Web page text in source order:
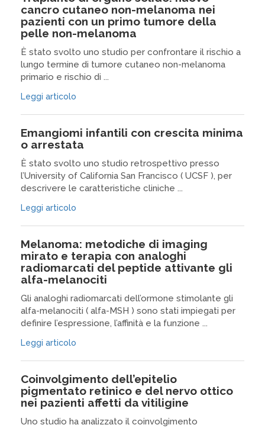
cancro cutaneo non-melanoma nei
pazienti con un primo tumore della
pelle non-melanoma
È stato svolto uno studio per confrontare il rischio a
lungo termine di tumore cutaneo non-melanoma
primario e rischio di ...
Leggi articolo
Emangiomi infantili con crescita minima
o arrestata
È stato svolto uno studio retrospettivo presso
l’University of California San Francisco ( UCSF ), per
descrivere le caratteristiche cliniche ...
Leggi articolo
Melanoma: metodiche di imaging
mirato e terapia con analoghi
radiomarcati del peptide attivante gli
alfa-melanociti
Gli analoghi radiomarcati dell’ormone stimolante gli
alfa-melanociti ( alfa-MSH ) sono stati impiegati per
definire l’espressione, l’affinità e la funzione ...
Leggi articolo
Coinvolgimento dell’epitelio
pigmentato retinico e del nervo ottico
nei pazienti affetti da vitiligine
Uno studio ha analizzato il coinvolgimento